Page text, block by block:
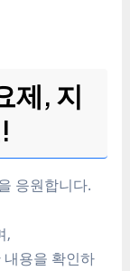
제, 지
응원합니다.
,
용을 확인하